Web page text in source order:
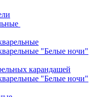
"Белые ночи"
карандашей
"Белые ночи"